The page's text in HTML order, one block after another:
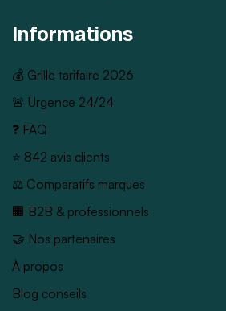
Informations
💰 Grille tarifaire 2026
🚨 Urgence 24/24
❓ FAQ
⭐ 842 avis clients
⚖️ Comparatifs marques
🏢 B2B & professionnels
🤝 Nos partenaires
À propos
Blog conseils